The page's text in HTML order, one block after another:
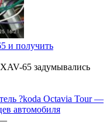
и получить
65 задумывались
?koda Octavia Tour —
автомобиля
—